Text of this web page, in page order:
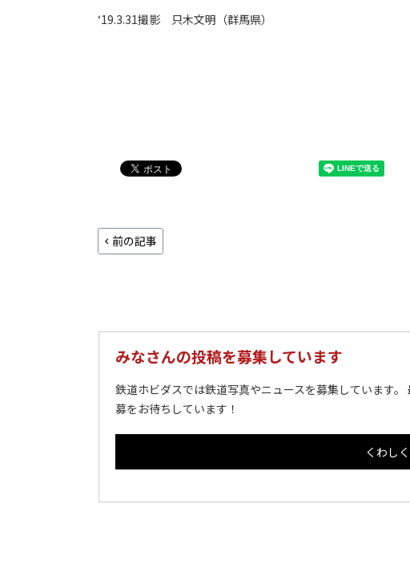
‘19.3.31撮影 只木文明（群馬県）
前の記事
みなさんの投稿を募集しています
鉄道ホビダスでは鉄道写真やニュースを募集しています
募をお待ちしています！
くわし